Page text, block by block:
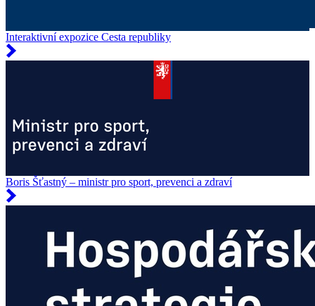
Interaktivní expozice Cesta republiky
Boris Šťastný – ministr pro sport, prevenci a zdraví